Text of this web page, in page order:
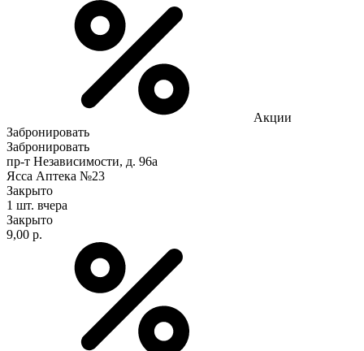
Акции
Забронировать
Забронировать
пр-т Независимости, д. 96а
Ясса Аптека №23
Закрыто
1 шт. вчера
Закрыто
9,00 р.